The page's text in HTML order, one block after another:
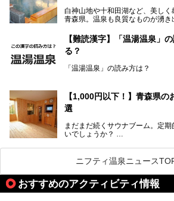
今回筆者は実際に宿泊し、大浴
に「羽州路の宿 あいのり」を詳
ですが、実はあいのり温泉も決
つ。その魅力を徹底解説します！
白神山地や十和田湖など、美し
青森県。温泉も良質なものが湧き
の山並みを眺めながら温泉に浸
当地グルメを味わうひとときは格
今回は、青森県でおすすめのスー
ください。
【難読漢字】「温湯温泉」
る？
「温湯温泉」の読み方は？
か？
【1,000円以下！】青森県
選
まだまだ続くサウナブーム。定
いでしょうか？
そこでコスパ抜群！1,000円以下
紹介します。
格安でも充実の施設でサウナを
今回は青森県にある1,000円以下
ニフティ温泉ニュース
おすすめのアクティビティ情報